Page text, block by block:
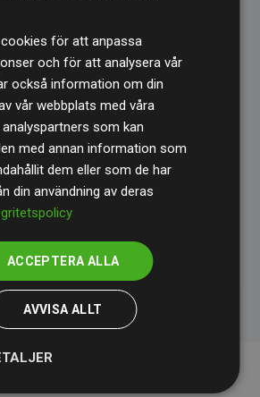
beräknade utsläpp.
genomGold Standard
hög kvalitet, faktisk klimatnytta
Du kan läsa mer om de
här.
som stöder klimatprojekt
för att anpassa
och för att analysera vår
också information om din
vår webbplats med våra
som kan
med annan information som
dem eller som de har
din användning av deras
ACCEPTERA ALLA
AVVISA ALLT